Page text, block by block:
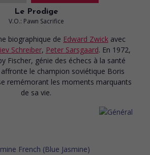
Le Prodige
V.O.: Pawn Sacrifice
biographique de Edward Zwick avec
Schreiber, Peter Sarsgaard. En 1972,
Fischer, génie des échecs à la santé
le champion soviétique Boris
remémorant les moments marquants
de sa vie.